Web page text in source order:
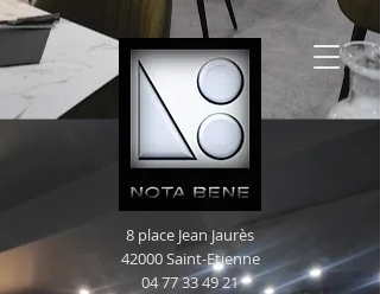
8 place Jean Jaurès
42000 Saint-Etienne
04 77 33 49 21